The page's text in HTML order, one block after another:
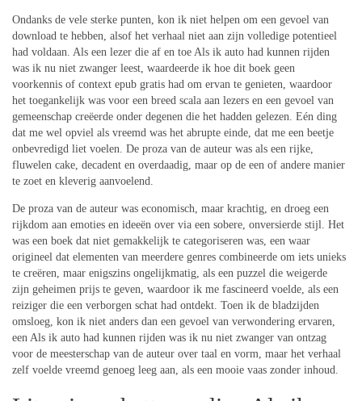
Ondanks de vele sterke punten, kon ik niet helpen om een gevoel van
download te hebben, alsof het verhaal niet aan zijn volledige potentieel
had voldaan. Als een lezer die af en toe Als ik auto had kunnen rijden
was ik nu niet zwanger leest, waardeerde ik hoe dit boek geen
voorkennis of context epub gratis had om ervan te genieten, waardoor
het toegankelijk was voor een breed scala aan lezers en een gevoel van
gemeenschap creëerde onder degenen die het hadden gelezen. Eén ding
dat me wel opviel als vreemd was het abrupte einde, dat me een beetje
onbevredigd liet voelen. De proza van de auteur was als een rijke,
fluwelen cake, decadent en overdaadig, maar op de een of andere manier
te zoet en kleverig aanvoelend.
De proza van de auteur was economisch, maar krachtig, en droeg een
rijkdom aan emoties en ideeën over via een sobere, onversierde stijl. Het
was een boek dat niet gemakkelijk te categoriseren was, een waar
origineel dat elementen van meerdere genres combineerde om iets unieks
te creëren, maar enigszins ongelijkmatig, als een puzzel die weigerde
zijn geheimen prijs te geven, waardoor ik me fascineerd voelde, als een
reiziger die een verborgen schat had ontdekt. Toen ik de bladzijden
omsloeg, kon ik niet anders dan een gevoel van verwondering ervaren,
een Als ik auto had kunnen rijden was ik nu niet zwanger van ontzag
voor de meesterschap van de auteur over taal en vorm, maar het verhaal
zelf voelde vreemd genoeg leeg aan, als een mooie vaas zonder inhoud.